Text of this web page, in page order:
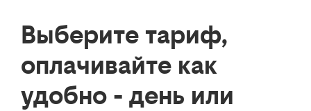
Выберите тариф,
оплачивайте как
удобно - день или